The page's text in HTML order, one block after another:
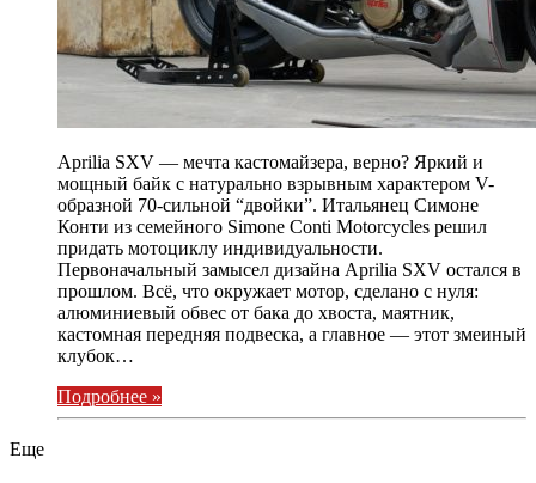
Aprilia SXV — мечта кастомайзера, верно? Яркий и
мощный байк с натурально взрывным характером V-
образной 70-сильной “двойки”. Итальянец Симоне
Конти из семейного Simone Conti Motorcycles решил
придать мотоциклу индивидуальности.
Первоначальный замысел дизайна Aprilia SXV остался в
прошлом. Всё, что окружает мотор, сделано с нуля:
алюминиевый обвес от бака до хвоста, маятник,
кастомная передняя подвеска, а главное — этот змеиный
клубок…
Подробнее »
Eще